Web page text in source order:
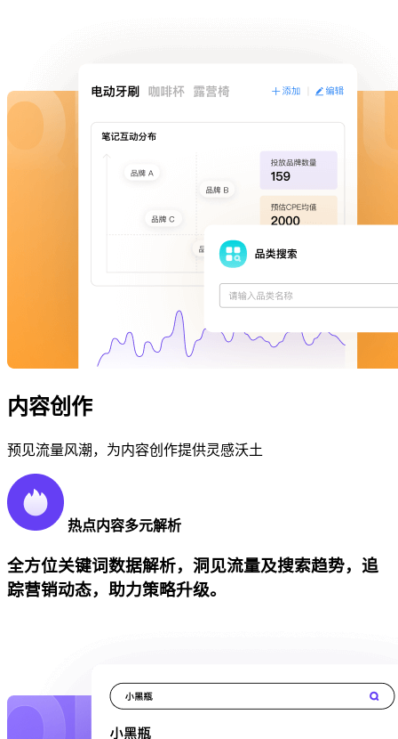
内容创作
预见流量风潮，为内容创作提供灵感沃土
热点内容多元解析
全方位关键词数据解析，洞见流量及搜索趋势，追
踪营销动态，助力策略升级。